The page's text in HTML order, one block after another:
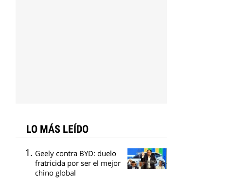
LO MÁS LEÍDO
Geely contra BYD: duelo
fratricida por ser el mejor
chino global